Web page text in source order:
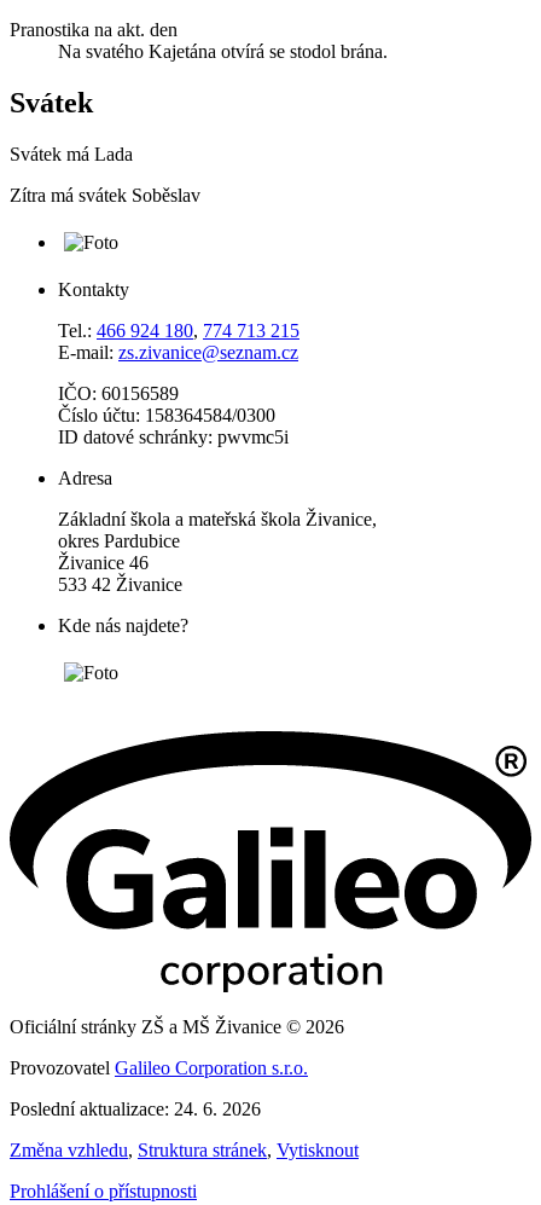
Pranostika na akt. den
Na svatého Kajetána otvírá se stodol brána.
Svátek
Svátek má Lada
Zítra má svátek Soběslav
Kontakty
Tel.: 466 924 180, 774 713 215
E-mail: zs.zivanice@seznam.cz
IČO: 60156589
Číslo účtu: 158364584/0300
ID datové schránky: pwvmc5i
Adresa
Základní škola a mateřská škola Živanice,
okres Pardubice
Živanice 46
533 42 Živanice
Kde nás najdete?
Oficiální stránky ZŠ a MŠ Živanice © 2026
Provozovatel Galileo Corporation s.r.o.
Poslední aktualizace: 24. 6. 2026
Změna vzhledu, Struktura stránek, Vytisknout
Prohlášení o přístupnosti